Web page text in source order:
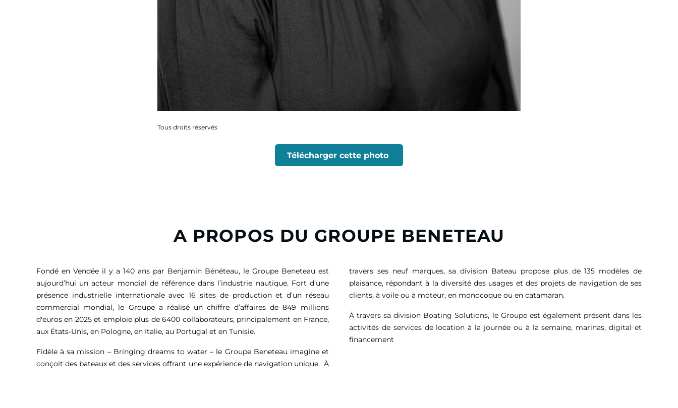
Tous droits réservés
Télécharger cette photo
A PROPOS DU GROUPE BENETEAU
Fondé en Vendée il y a 140 ans par Benjamin Bénéteau, le Groupe Beneteau est
aujourd’hui un acteur mondial de référence dans l’industrie nautique. Fort d’une
présence industrielle internationale avec 16 sites de production et d’un réseau
commercial mondial, le Groupe a réalisé un chiffre d’affaires de 849 millions
d'euros en 2025 et emploie plus de 6400 collaborateurs, principalement en France,
aux États-Unis, en Pologne, en Italie, au Portugal et en Tunisie.
Fidèle à sa mission – Bringing dreams to water – le Groupe Beneteau imagine et
conçoit des bateaux et des services offrant une expérience de navigation unique. À
travers ses neuf marques, sa division Bateau propose plus de 135 modèles de
plaisance, répondant à la diversité des usages et des projets de navigation de ses
clients, à voile ou à moteur, en monocoque ou en catamaran.
À travers sa division Boating Solutions, le Groupe est également présent dans les
activités de services de location à la journée ou à la semaine, marinas, digital et
financement